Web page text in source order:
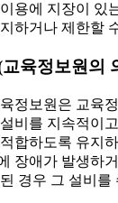
용에 지장이 있
하거나 제한할
육정보원의
정보원은 교육정
비를 지속적이
합하도록 유지
장애가 발생하
경우 그 설비를